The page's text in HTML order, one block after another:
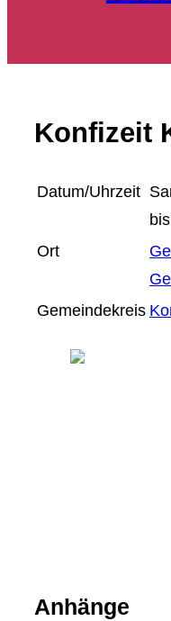
Konfizeit
Datum/Uhrzeit
Ort
Gemeindekreis
Anhänge